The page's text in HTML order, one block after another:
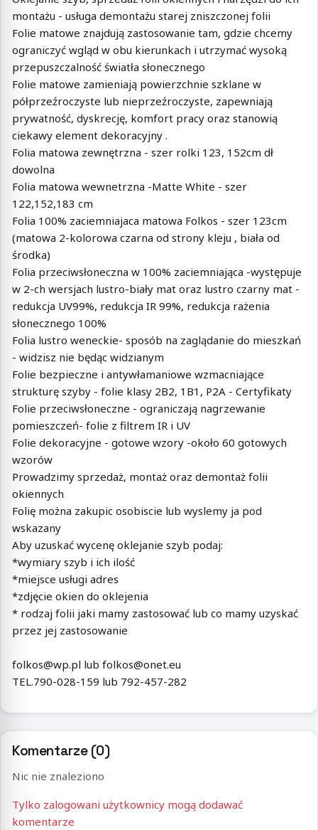
montażu - usługa demontażu starej zniszczonej folii
Folie matowe znajdują zastosowanie tam, gdzie chcemy
ograniczyć wgląd w obu kierunkach i utrzymać wysoką
przepuszczalność światła słonecznego
Folie matowe zamieniają powierzchnie szklane w
półprzeźroczyste lub nieprzeźroczyste, zapewniają
prywatność, dyskrecję, komfort pracy oraz stanowią
ciekawy element dekoracyjny .
Folia matowa zewnętrzna - szer rolki 123, 152cm dł
dowolna
Folia matowa wewnetrzna -Matte White - szer
122,152,183 cm
Folia 100% zaciemniajaca matowa Folkos - szer 123cm
(matowa 2-kolorowa czarna od strony kleju , biała od
środka)
Folia przeciwsłoneczna w 100% zaciemniająca -występuje
w 2-ch wersjach lustro-biały mat oraz lustro czarny mat -
redukcja UV99%, redukcja IR 99%, redukcja rażenia
słonecznego 100%
Folia lustro weneckie- sposób na zaglądanie do mieszkań
- widzisz nie będąc widzianym
Folie bezpieczne i antywłamaniowe wzmacniające
strukturę szyby - folie klasy 2B2, 1B1, P2A - Certyfikaty
Folie przeciwsłoneczne - ograniczają nagrzewanie
pomieszczeń- folie z filtrem IR i UV
Folie dekoracyjne - gotowe wzory -około 60 gotowych
wzorów
Prowadzimy sprzedaż, montaż oraz demontaż folii
okiennych
Folię można zakupic osobiscie lub wyslemy ja pod
wskazany
Aby uzuskać wycenę oklejanie szyb podaj:
*wymiary szyb i ich ilość
*miejsce usługi adres
*zdjęcie okien do oklejenia
* rodzaj folii jaki mamy zastosować lub co mamy uzyskać
przez jej zastosowanie
folkos@wp.pl lub folkos@onet.eu
TEL.790-028-159 lub 792-457-282
Komentarze (0)
Nic nie znaleziono
Tylko zalogowani użytkownicy mogą dodawać
komentarze